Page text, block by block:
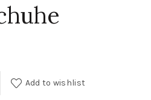
Add to wishlist